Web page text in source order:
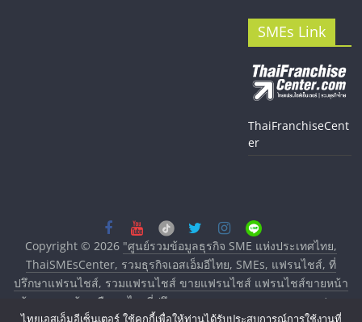
SMEs Link
ThaiFranchiseCent
er
Copyright © 2026 "ศูนย์รวมข้อมูลธุรกิจ SME แห่งประเทศไทย,
ThaiSMEsCenter, รวมธุรกิจเอสเอ็มอีไทย, SMEs, แฟรนไชส์, ที่
ปรึกษาแฟรนไชส์, รวมแฟรนไชส์ ขายแฟรนไชส์ แฟรนไชส์ขายหน้า
บ้าน ลงทุนน้อย คืนทุนไว, ที่ปรึกษาการลงทุนและขยายสาขาแฟรน
ไทยเอสเอ็มอีเซ็นเตอร์ ใช้คุกกี้เพื่อให้ท่านได้รับประสบการณ์การใช้งานที่